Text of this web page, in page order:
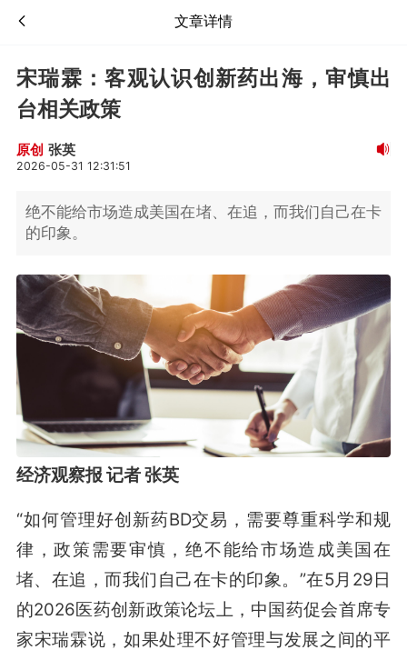
文章详情
宋瑞霖：客观认识创新药出海，审慎出
台相关政策
原创 张英
2026-05-31 12:31:51
绝不能给市场造成美国在堵、在追，而我们自己在卡
的印象。
经济观察报 记者 张英
“如何管理好创新药BD交易，需要尊重科学和规
律，政策需要审慎，绝不能给市场造成美国在
堵、在追，而我们自己在卡的印象。”在5月29日
的2026医药创新政策论坛上，中国药促会首席专
家宋瑞霖说，如果处理不好管理与发展之间的平